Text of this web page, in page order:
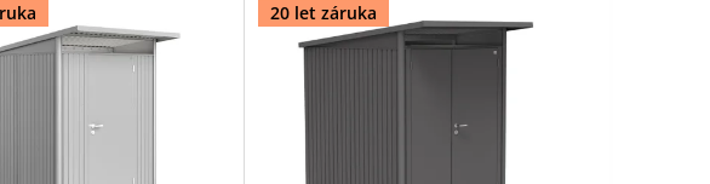
20 let záruka